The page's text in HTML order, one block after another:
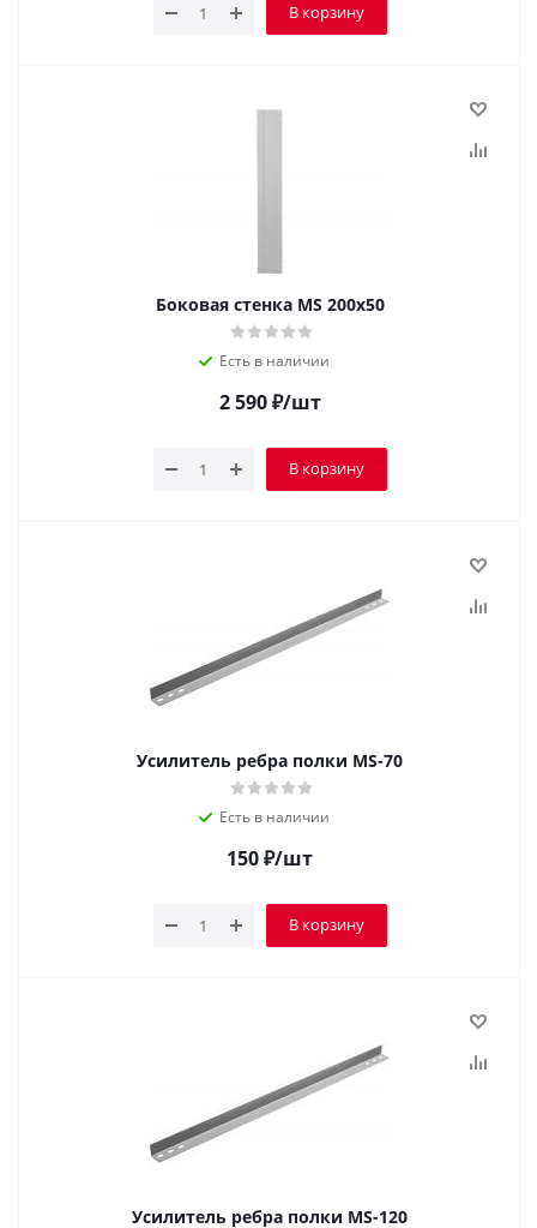
В корзину
Боковая стенка MS 200х50
Есть в наличии
2 590₽/шт
В корзину
Усилитель ребра полки MS-70
Есть в наличии
150₽/шт
В корзину
Усилитель ребра полки MS-120